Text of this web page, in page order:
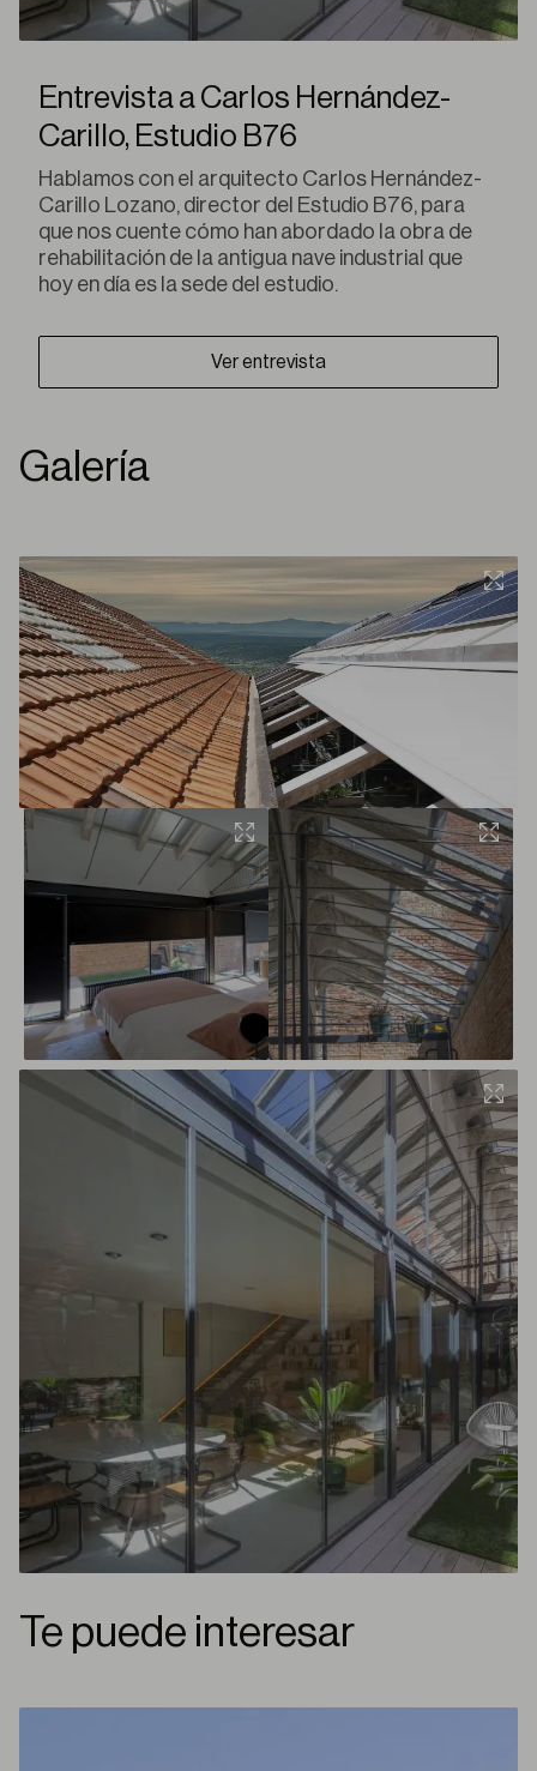
Entrevista a Carlos Hernández-
Carillo, Estudio B76
Hablamos con el arquitecto Carlos Hernández-
Carillo Lozano, director del Estudio B76, para
que nos cuente cómo han abordado la obra de
rehabilitación de la antigua nave industrial que
hoy en día es la sede del estudio.
Ver entrevista
Galería
Te puede interesar